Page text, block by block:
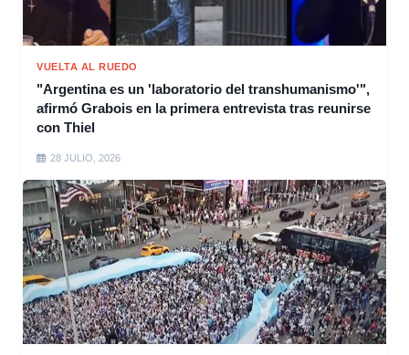
VUELTA AL RUEDO
"Argentina es un 'laboratorio del transhumanismo'",
afirmó Grabois en la primera entrevista tras reunirse
con Thiel
28 JULIO, 2026